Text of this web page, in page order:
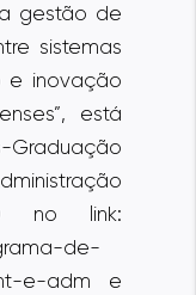
gestão de
sistemas
e inovação
está
no link:
de-
e-adm e